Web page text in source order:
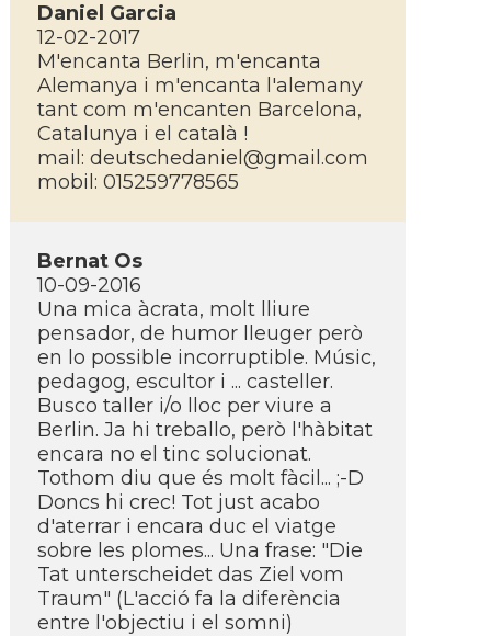
Daniel Garcia
12-02-2017
M'encanta Berlin, m'encanta
Alemanya i m'encanta l'alemany
tant com m'encanten Barcelona,
Catalunya i el català !
mail: deutschedaniel@gmail.com
mobil: 015259778565
Bernat Os
10-09-2016
Una mica àcrata, molt lliure
pensador, de humor lleuger però
en lo possible incorruptible. Músic,
pedagog, escultor i ... casteller.
Busco taller i/o lloc per viure a
Berlin. Ja hi treballo, però l'hàbitat
encara no el tinc solucionat.
Tothom diu que és molt fàcil... ;-D
Doncs hi crec! Tot just acabo
d'aterrar i encara duc el viatge
sobre les plomes... Una frase: "Die
Tat unterscheidet das Ziel vom
Traum" (L'acció fa la diferència
entre l'objectiu i el somni)